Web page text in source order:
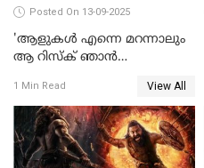
Posted On 13-09-2025
'ആളുകള്‍ എന്നെ മറന്നാലും
ആ റിസ്ക് ഞാൻ
മനസിലായി, കടുത്ത
തീരുമാനവുമായി ഐശ്വര്യ
ലക്ഷ്മി
1 Min Read View All